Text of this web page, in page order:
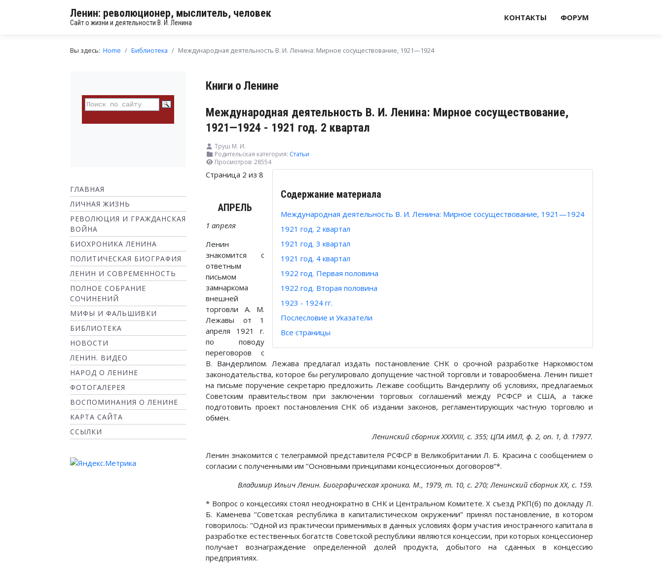
Ленин: революционер, мыслитель, человек
Сайт о жизни и деятельности В. И. Ленина
КОНТАКТЫ ФОРУМ
Вы здесь: Home Библиотека Международная деятельность В. И. Ленина: Мирное сосуществование, 1921—1924
ГЛАВНАЯ
ЛИЧНАЯ ЖИЗНЬ
РЕВОЛЮЦИЯ И ГРАЖДАНСКАЯ
ВОЙНА
БИОХРОНИКА ЛЕНИНА
ПОЛИТИЧЕСКАЯ БИОГРАФИЯ
ЛЕНИН И СОВРЕМЕННОСТЬ
ПОЛНОЕ СОБРАНИЕ
СОЧИНЕНИЙ
МИФЫ И ФАЛЬШИВКИ
БИБЛИОТЕКА
НОВОСТИ
ЛЕНИН. ВИДЕО
НАРОД О ЛЕНИНЕ
ФОТОГАЛЕРЕЯ
ВОСПОМИНАНИЯ О ЛЕНИНЕ
КАРТА САЙТА
ССЫЛКИ
Книги о Ленине
Международная деятельность В. И. Ленина: Мирное сосуществование,
1921—1924 - 1921 год. 2 квартал
Труш M. И.
Родительская категория: Статьи
Просмотров: 28554
Содержание материала
Международная деятельность В. И. Ленина: Мирное сосуществование, 1921—1924
1921 год. 2 квартал
1921 год. 3 квартал
1921 год. 4 квартал
1922 год. Первая половина
1922 год. Вторая половина
1923 - 1924 гг.
Послесловие и Указатели
Все страницы
Страница 2 из 8
АПРЕЛЬ
1 апреля
Ленин
знакомится с
ответным
письмом
замнаркома
внешней
торговли А. М.
Лежавы от 1
апреля 1921 г.
по поводу
переговоров с
В. Вандерлипом. Лежава предлагал издать постановление СНК о срочной разработке Наркомюстом
законодательства, которое бы регулировало допущение частной торговли и товарообмена. Ленин пишет
на письме поручение секретарю предложить Лежаве сообщить Вандерлипу об условиях, предлагаемых
Советским правительством при заключении торговых соглашений между РСФСР и США, а также
подготовить проект постановления СНК об издании законов, регламентирующих частную торговлю и
обмен.
Ленинский сборник XXXVIII, с. 355; ЦПА ИМЛ, ф. 2, on. 1, д. 17977.
Ленин знакомится с телеграммой представителя РСФСР в Великобритании Л. Б. Красина с сообщением о
согласии с полученными им ’’Основными принципами концессионных договоров”*.
Владимир Ильич Ленин. Биографическая хроника. М., 1979, т. 10, с. 270; Ленинский сборник XX, с. 159.
* Вопрос о концессиях стоял неоднократно в СНК и Центральном Комитете. X съезд РКП(б) по докладу Л.
Б. Каменева ’’Советская республика в капиталистическом окружении” принял постановление, в котором
говорилось: ’’Одной из практически применимых в данных условиях форм участия иностранного капитала в
разработке естественных богатств Советской республики являются концессии, при которых концессионер
получает вознаграждение определенной долей продукта, добытого на сданных в концессию
предприятиях.